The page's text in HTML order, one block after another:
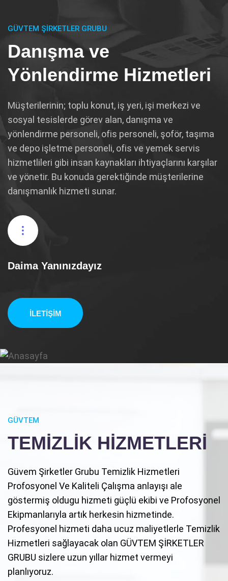
GÜVTEM ŞIRKETLER GRUBU
Danışma ve
Yönlendirme Hizmetleri
Müşterilerinin; toplu konut, iş yeri, işi merkezi ve
sosyal tesislerde görev alan, danışma ve
yönlendirme personeli, ofis personeli, şoför, taşıma
ve depo işletme personeli, ofis ve yemek servis
hizmetlileri gibi insan kaynakları ihtiyaçlarını karşılar
ve yönetir. Bu konuda gerektiğinde müşterilerine
danışmanlık hizmeti sunar.
Daima Yanınızdayız
İLETIŞIM
GÜVTEM
TEMİZLİK HİZMETLERİ
Güvem Şirketler Grubu Temizlik Hizmetleri
Profosyonel Ve Kaliteli Çalışma anlayışı ale
göstermiş oldugu hizmeti güçlü ekibi ve Profosyonel
Ekipmanlarıyla artık herkesin hizmetinde.
Profesyonel hizmeti daha ucuz maliyetlerle Temizlik
Hizmetleri sağlayacak olan GÜVTEM ŞİRKETLER
GRUBU sizlere uzun yıllar hizmet vermeyi
planlıyoruz.